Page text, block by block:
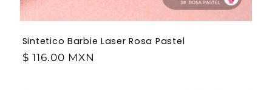
Sintetico Barbie Laser Rosa Pastel
$ 116.00 MXN